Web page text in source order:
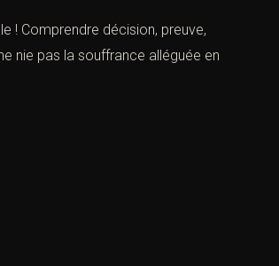
! Comprendre décision, preuve,
nie pas la souffrance alléguée en